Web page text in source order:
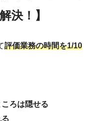
決！】
評価業務の時間を1/10
ろは隠せる